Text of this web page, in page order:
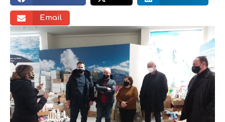
Email